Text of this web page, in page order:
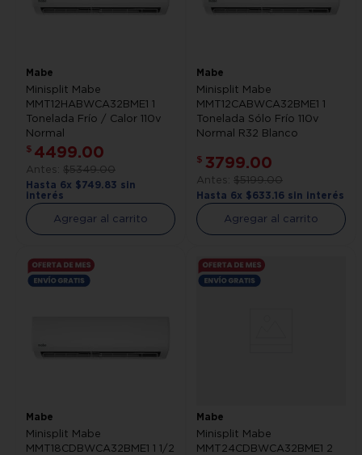
Mabe
Minisplit Mabe
MMT12HABWCA32BME1 1
Tonelada Frío / Calor 110v
Normal
$ 4499.00
$5349.00
Hasta 6x $749. 83 sin
interés
Agregar al carrito
Mabe
Minisplit Mabe
MMT12CABWCA32BME1 1
Tonelada Sólo Frío 110v
Normal R32 Blanco
$ 3799.00
$5199.00
Hasta 6x $633.16 sin interés
Agregar al carrito
Mabe
Minisplit Mabe
MMT18CDBWCA32BME1 1 1/2
Mabe
Minisplit Mabe
MMT24CDBWCA32BME1 2